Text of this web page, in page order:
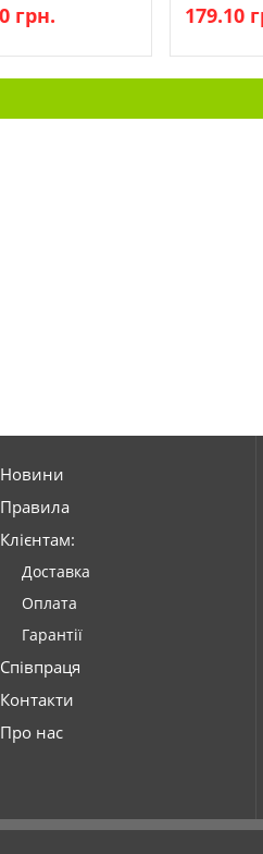
грн. 179.10
Новини
Правила
Клієнтам:
Доставка
Оплата
Гарантії
Співпраця
Контакти
Про нас